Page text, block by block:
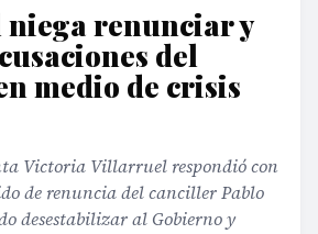
renunciar y
del
medio de crisis
Victoria Villarruel respondió con
de renuncia del canciller Pablo
desestabilizar al Gobierno y